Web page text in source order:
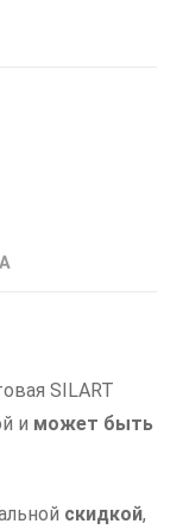
SILART
и может быть
скидкой,